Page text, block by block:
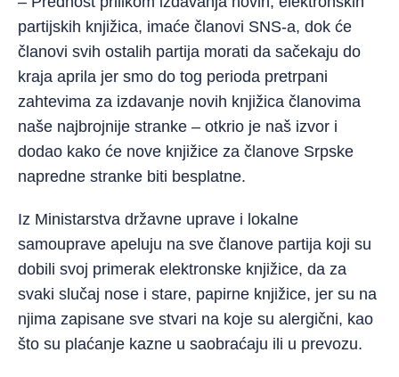
partijskih knjižica, imaće članovi SNS-a, dok će
članovi svih ostalih partija morati da sačekaju do
kraja aprila jer smo do tog perioda pretrpani
zahtevima za izdavanje novih knjižica članovima
naše najbrojnije stranke – otkrio je naš izvor i
dodao kako će nove knjižice za članove Srpske
napredne stranke biti besplatne.
Iz Ministarstva državne uprave i lokalne
samouprave apeluju na sve članove partija koji su
dobili svoj primerak elektronske knjižice, da za
svaki slučaj nose i stare, papirne knjižice, jer su na
njima zapisane sve stvari na koje su alergični, kao
što su plaćanje kazne u saobraćaju ili u prevozu.